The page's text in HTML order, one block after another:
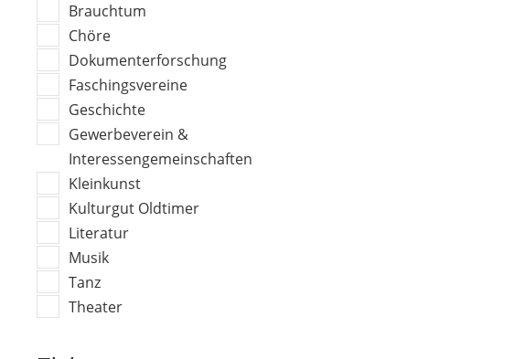
Brauchtum
Chöre
Dokumenterforschung
Faschingsvereine
Geschichte
Gewerbeverein &
Interessengemeinschaften
Kleinkunst
Kulturgut Oldtimer
Literatur
Musik
Tanz
Theater